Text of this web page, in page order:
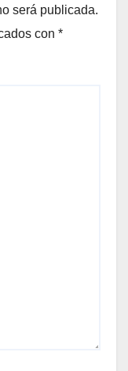
será publicada.
con *